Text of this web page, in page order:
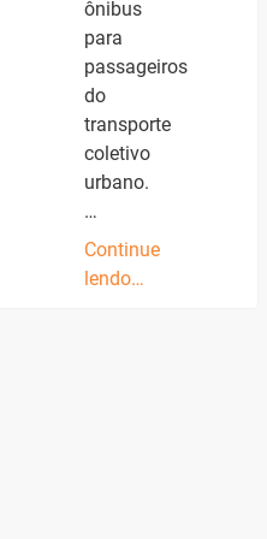
ônibus
para
passageiros
do
transporte
coletivo
urbano.
…
Continue
lendo…